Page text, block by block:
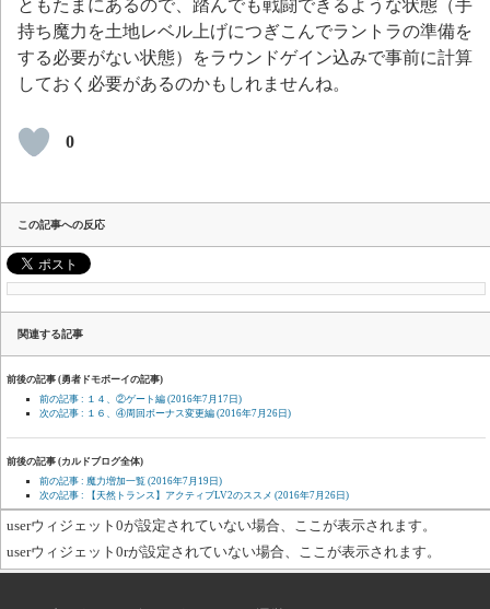
ともたまにあるので、踏んでも戦闘できるような状態（手
持ち魔力を土地レベル上げにつぎこんでラントラの準備を
する必要がない状態）をラウンドゲイン込みで事前に計算
しておく必要があるのかもしれませんね。
0
この記事への反応
関連する記事
前後の記事 (勇者ドモボーイの記事)
前の記事 : １４、②ゲート編 (2016年7月17日)
次の記事 : １６、④周回ボーナス変更編 (2016年7月26日)
前後の記事 (カルドブログ全体)
前の記事 : 魔力増加一覧 (2016年7月19日)
次の記事 : 【天然トランス】アクティブLV2のススメ (2016年7月26日)
userウィジェット0が設定されていない場合、ここが表示されます。
userウィジェット0rが設定されていない場合、ここが表示されます。